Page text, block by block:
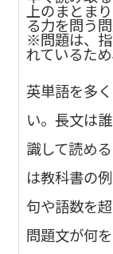
上のまとま
る力を問う
※問題は、
れているた
英単語を多
い。長文は
識して読め
は教科書の
句や語数を
問題文が何